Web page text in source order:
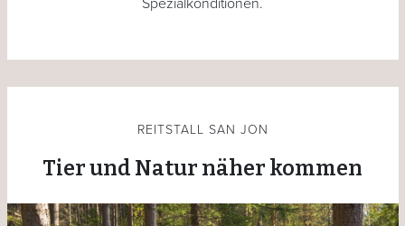
REITSTALL SAN JON
Tier und Natur näher kommen